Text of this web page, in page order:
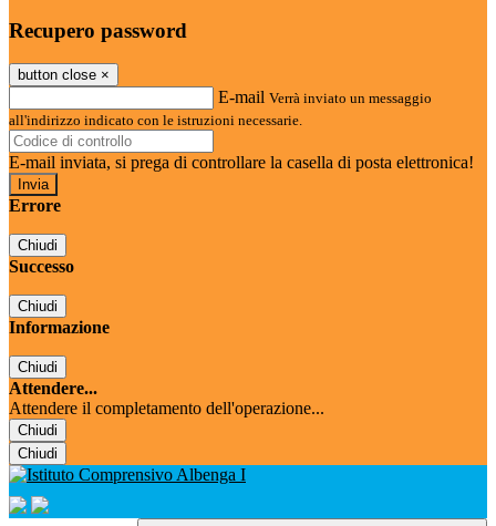
Recupero password
button close ×
E-mail Verrà inviato un messaggio
all'indirizzo indicato con le istruzioni necessarie.
E-mail inviata, si prega di controllare la casella di posta elettronica!
Errore
Chiudi
Successo
Chiudi
Informazione
Chiudi
Attendere...
Attendere il completamento dell'operazione...
Chiudi
Chiudi